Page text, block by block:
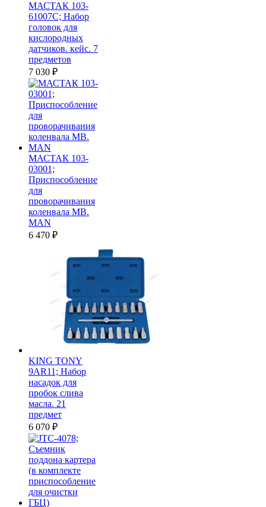
МАСТАК 103-
61007C; Набор
головок для
кислородных
датчиков. кейс. 7
предметов
7 030 ₽
МАСТАК 103-
03001;
Приспособление
для
проворачивания
коленвала MB.
MAN
6 470 ₽
KING TONY
9AR11; Набор
насадок для
пробок слива
масла. 21
предмет
6 070 ₽